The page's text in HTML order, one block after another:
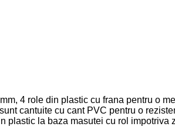
4 role din plastic cu frana pentru o
cantuite cu cant PVC pentru o
plastic la baza masutei cu rol impotriva